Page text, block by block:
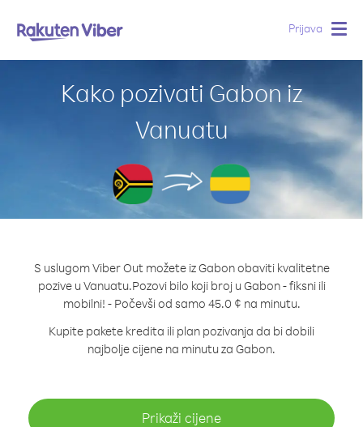
Prijava
Kako pozivati Gabon iz
Vanuatu
S uslugom Viber Out možete iz Gabon obaviti kvalitetne
pozive u Vanuatu.Pozovi bilo koji broj u Gabon - fiksni ili
mobilni! - Počevši od samo 45.0 ¢ na minutu.
Kupite pakete kredita ili plan pozivanja da bi dobili
najbolje cijene na minutu za Gabon.
Prikaži cijene